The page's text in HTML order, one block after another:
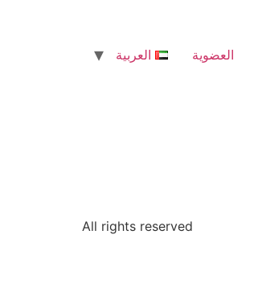
العضوية العربية
All rights reserved